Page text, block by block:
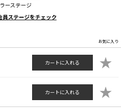
ーステージ
員ステージをチェック
お気に入り
カートに入れる ★
カートに入れる ★